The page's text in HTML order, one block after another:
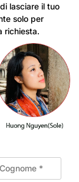
lasciare il tuo
solo per
richiesta.